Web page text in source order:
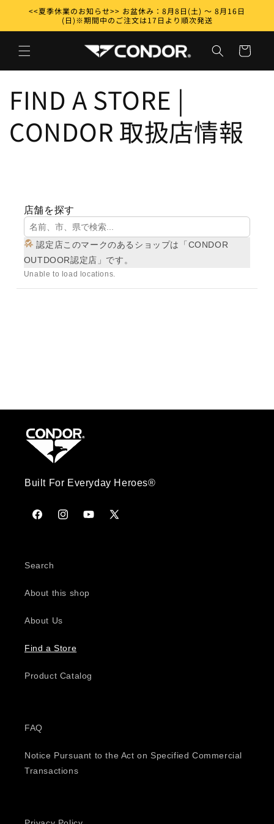
Skip to
<<夏季休業のお知らせ>> お盆休み：8月8日(土) ～ 8月16日
(日)※期間中のご注文は17日より順次発送
Cart
FIND A STORE |
CONDOR 取扱店情報
店舗を探す
認定店このマークのあるショップは「CONDOR
OUTDOOR認定店」です。
Unable to load locations.
Built For Everyday Heroes®
FacebookInstagramYouTube
X
Search
About this shop
About Us
Find a Store
Product Catalog
FAQ
Notice Pursuant to the Act on Specified Commercial
Transactions